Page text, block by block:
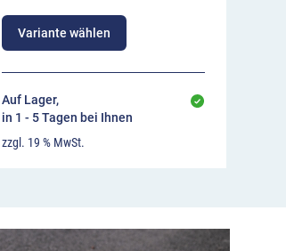
Variante wählen
Auf Lager,
in 1 - 5 Tagen bei Ihnen
zzgl. 19 % MwSt.